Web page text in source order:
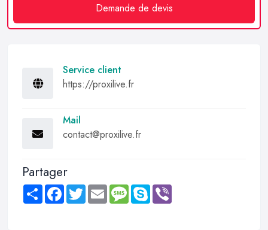
Demande de devis
Service client
https://proxilive.fr
Mail
contact@proxilive.fr
Partager
Share FacebookTwitter Email MessageSkype